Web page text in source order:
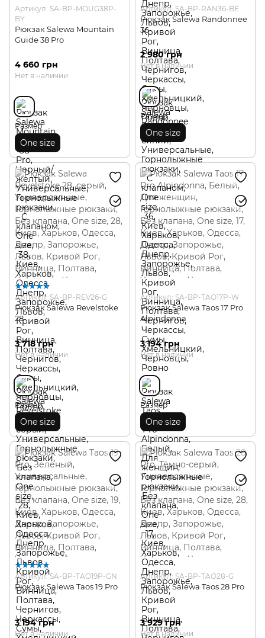
Артикул: SA-BP-MOUG38P-
BY
Рюкзак Salewa Mountain
Guide 38 Pro
4 660 грн
Нет в наличии
Размер
One size
Артикул: SA-BP-RAN36-BE
Рюкзак Salewa Randonnee
36
2 980 грн
Нет в наличии
Размер
One size
Артикул: SA-BP-REV26-G
Рюкзак Salewa Revelstoke
28
3 718 грн
Нет в наличии
Размер
One size
Артикул: SA-BP-TAO17P-W
Рюкзак Salewa Taos 17 Pro
Alpindonna
3 194 грн
Нет в наличии
Размер
One size
Артикул: SA-BP-TAO19P-GN
Рюкзак Salewa Taos 19 Pro
3 194 грн
Нет в наличии
Артикул: SA-BP-TAO28-G
Рюкзак Salewa Taos 28 Pro
3 929 грн
Нет в наличии